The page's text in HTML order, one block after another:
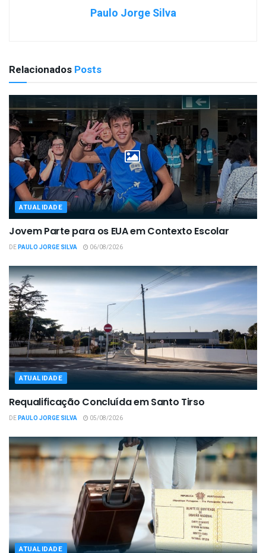
Paulo Jorge Silva
Relacionados Posts
ATUALIDADE
Jovem Parte para os EUA em Contexto Escolar
DEPAULO JORGE SILVA 06/08/2026
ATUALIDADE
Requalificação Concluída em Santo Tirso
DEPAULO JORGE SILVA 05/08/2026
ATUALIDADE